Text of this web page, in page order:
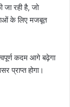
जा रही है, जो
के लिए मजबूत
कदम आगे बढ़ेगा
प्राप्त होगा।